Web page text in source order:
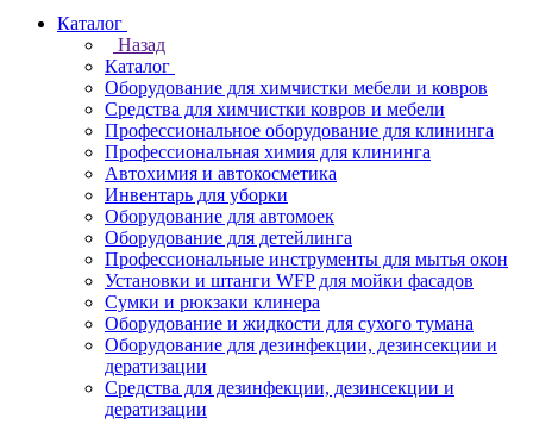
Каталог
Назад
Каталог
Оборудование для химчистки мебели и ковров
Средства для химчистки ковров и мебели
Профессиональное оборудование для клининга
Профессиональная химия для клининга
Автохимия и автокосметика
Инвентарь для уборки
Оборудование для автомоек
Оборудование для детейлинга
Профессиональные инструменты для мытья окон
Установки и штанги WFP для мойки фасадов
Сумки и рюкзаки клинера
Оборудование и жидкости для сухого тумана
Оборудование для дезинфекции, дезинсекции и
дератизации
Средства для дезинфекции, дезинсекции и
дератизации